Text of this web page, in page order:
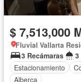
$ 7,513,000
Fluvial Vallarta
3 Recámaras
3
Estacionamiento
Alberca